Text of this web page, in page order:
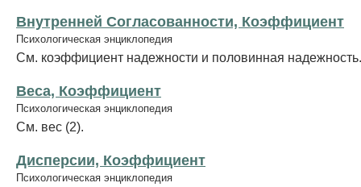
Внутренней Согласованности, Коэффициент
Психологическая энциклопедия
См. коэффициент надежности и половинная надежность.
Веса, Коэффициент
Психологическая энциклопедия
См. вес (2).
Дисперсии, Коэффициент
Психологическая энциклопедия